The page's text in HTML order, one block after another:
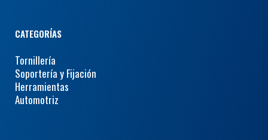
CATEGORÍAS
Tornillería
Soportería y Fijación
Herramientas
Automotriz